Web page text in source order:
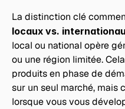
La distinction clé
locaux vs.
local ou national opère
ou une région limitée.
produits en phase de
sur un seul marché, mais
lorsque vous vous